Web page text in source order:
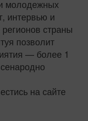
молодежных
интервью и
страны
позволит
— более 1
на сайте